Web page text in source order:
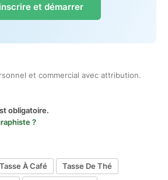
et démarrer
et commercial avec attribution.
obligatoire.
?
Tasse À Café
Tasse De Thé